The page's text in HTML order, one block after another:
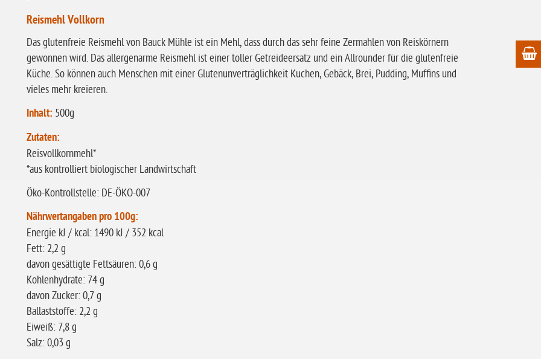
Reismehl Vollkorn
Das glutenfreie Reismehl von Bauck Mühle ist ein Mehl, dass durch das sehr feine Zermahlen von Reiskörnern
gewonnen wird. Das allergenarme Reismehl ist einer toller Getreideersatz und ein Allrounder für die glutenfreie
Küche. So können auch Menschen mit einer Glutenunverträglichkeit Kuchen, Gebäck, Brei, Pudding, Muffins und
vieles mehr kreieren.
Inhalt: 500g
Zutaten:
Reisvollkornmehl*
*aus kontrolliert biologischer Landwirtschaft
Öko-Kontrollstelle: DE-ÖKO-007
Nährwertangaben pro 100g:
Energie kJ / kcal: 1490 kJ / 352 kcal
Fett: 2,2 g
davon gesättigte Fettsäuren: 0,6 g
Kohlenhydrate: 74 g
davon Zucker: 0,7 g
Ballaststoffe: 2,2 g
Eiweiß: 7,8 g
Salz: 0,03 g